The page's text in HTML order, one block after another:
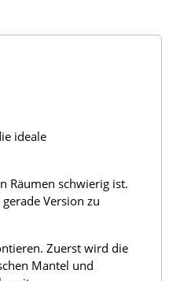
ideale
Räumen schwierig ist.
Version zu
Zuerst wird die
Mantel und